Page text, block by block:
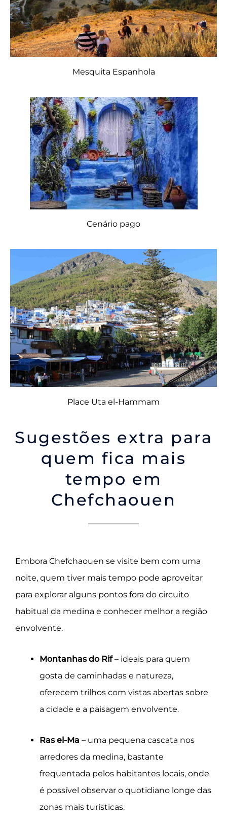
Mesquita Espanhola
Cenário pago
Place Uta el-Hammam
Sugestões extra para
quem fica mais
tempo em
Chefchaouen
Embora Chefchaouen se visite bem com uma
noite, quem tiver mais tempo pode aproveitar
para explorar alguns pontos fora do circuito
habitual da medina e conhecer melhor a região
envolvente.
Montanhas do Rif– ideais para quem
gosta de caminhadas e natureza,
oferecem trilhos com vistas abertas sobre
a cidade e a paisagem envolvente.
Ras el-Ma – uma pequena cascata nos
arredores da medina, bastante
frequentada pelos habitantes locais, onde
é possível observar o quotidiano longe das
zonas mais turísticas.